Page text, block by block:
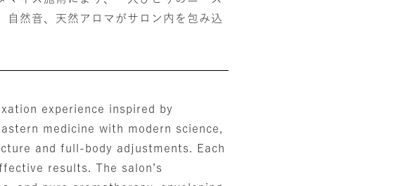
自然音、天然アロマがサロン内を包み込
experience inspired by
medicine with modern science,
and full-body adjustments. Each
results. The salon’s